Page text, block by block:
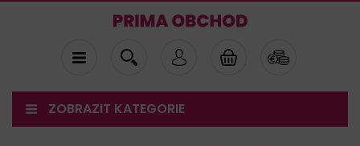
ZOBRAZIT KATEGORIE